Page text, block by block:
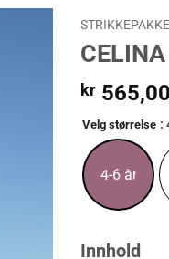
kr 565,00
Velg størrelse :
4-6 år
Innhold